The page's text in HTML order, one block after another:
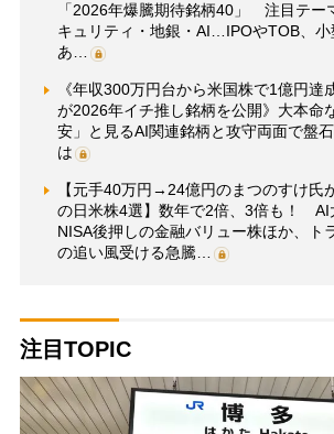
「2026年爆騰期待銘柄40」 注目テー
キュリティ・地銀・AI…IPOやTOB、小
あ…
《年収300万円台から米国株で1億円達
が2026年イチ推し銘柄を公開》大本命
安」と見るAI関連銘柄と攻守両面で盤
は
【元手40万円→24億円のまつのすけ氏
の日米株4選】数年で2倍、3倍も！ AI
NISA後押しの金融バリュー株ほか、ト
の追い風受ける急騰…
注目TOPIC